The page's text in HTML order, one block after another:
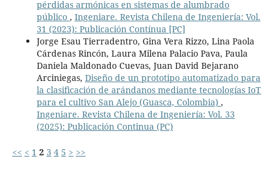
pérdidas armónicas en sistemas de alumbrado
público , Ingeniare. Revista Chilena de Ingeniería: Vol.
31 (2023): Publicación Contínua [PC]
Jorge Esau Tierradentro, Gina Vera Rizzo, Lina Paola
Cárdenas Rincón, Laura Milena Palacio Pava, Paula
Daniela Maldonado Cuevas, Juan David Bejarano
Arciniegas, Diseño de un prototipo automatizado para
la clasificación de arándanos mediante tecnologías IoT
para el cultivo San Alejo (Guasca, Colombia) ,
Ingeniare. Revista Chilena de Ingeniería: Vol. 33
(2025): Publicación Continua (PC)
<< < 1 2 3 4 5 > >>